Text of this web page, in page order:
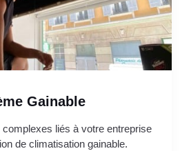
Gainable
liés à votre entreprise
de climatisation gainable.